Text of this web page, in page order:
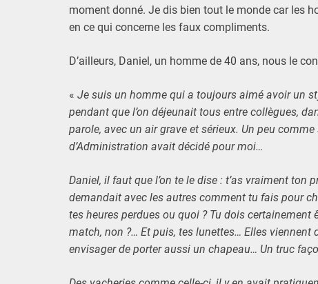
moment donné. Je dis bien tout le monde car les
en ce qui concerne les faux compliments.
D’ailleurs, Daniel, un homme de 40 ans, nous le
« Je suis un homme qui a toujours aimé avoir un
pendant que l’on déjeunait tous entre collègues,
parole, avec un air grave et sérieux. Un peu
d’Administration avait décidé pour moi…
Daniel, il faut que l’on te le dise : t’as vraiment ton
demandait avec les autres comment tu fais pour
tes heures perdues ou quoi ? Tu dois
match, non ?… Et puis, tes lunettes… Elles viennent
envisager de porter aussi un chapeau… Un truc